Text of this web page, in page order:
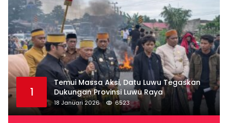
1
Temui Massa Aksi, Datu Luwu Tegaskan
Dukungan Provinsi Luwu Raya
18 Januari 2026 6523